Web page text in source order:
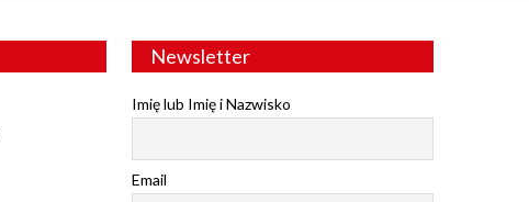
Newsletter
Imię lub Imię i Nazwisko
Email